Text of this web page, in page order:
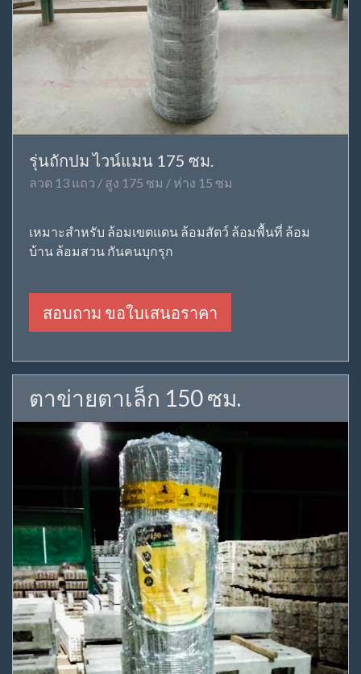
รุ่นถักปม ไวน์แมน 175 ซม.
ลวด 13 แถว / สูง 175 ซม / ห่าง 15 ซม
เหมาะสำหรับ ล้อมเขตแดน ล้อมสัตว์ ล้อมพื้นที่ ล้อม
บ้าน ล้อมสวน กันคนบุกรุก
สอบถาม ขอใบเสนอราคา
ตาข่ายตาเล็ก 150 ซม.